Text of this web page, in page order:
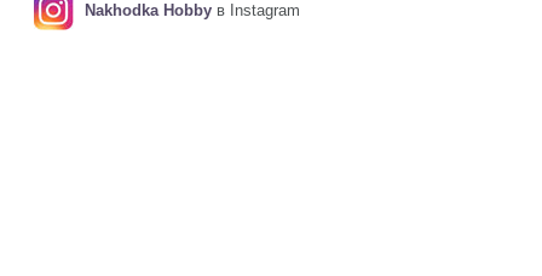
Nakhodka Hobby в Instagram